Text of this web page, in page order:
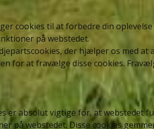
cookies til at forbedre din
på webstedet.
der hjælper os med at
for at fravælge disse cookies.
er absolut vigtige for, at
på webstedet. Disse cookies